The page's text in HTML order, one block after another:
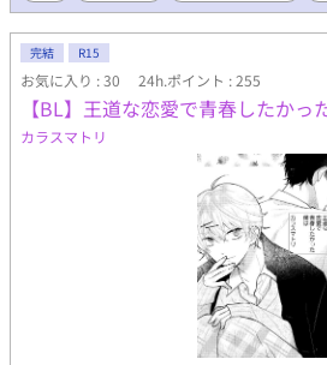
完結 R15
お気に入り : 30 24h.ポイント : 255
【BL】王道な恋愛で青春したかっ
カラスマトリ